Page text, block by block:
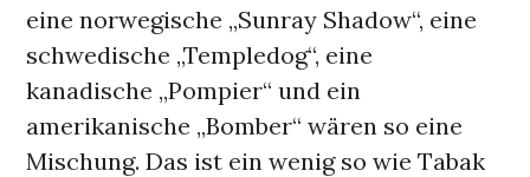
eine norwegische „Sunray Shadow“, eine
schwedische „Templedog“, eine
kanadische „Pompier“ und ein
amerikanische „Bomber“ wären so eine
Mischung. Das ist ein wenig so wie Tabak